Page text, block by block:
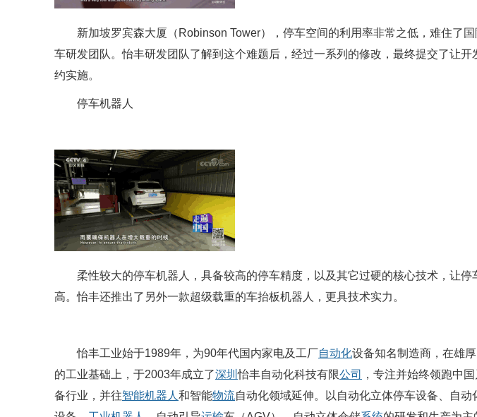
新加坡罗宾森大厦（Robinson Tower），停车空间的利用率非常之低，难住了
车研发团队。怡丰研发团队了解到这个难题后，经过一系列的修改，最终提交了让开
约实施。
停车机器人
柔性较大的停车机器人，具备较高的停车精度，以及其它过硬的核心技术，让停
高。怡丰还推出了另外一款超级载重的车抬板机器人，更具技术实力。
怡丰工业始于1989年，为90年代国内家电及工厂自动化设备知名制造商，在雄
的工业基础上，于2003年成立了深圳怡丰自动化科技有限公司
，专注并始终领跑中
备行业，并往智能机器人 和智能物流自动化领域延伸。以自动化立体停车设备、自